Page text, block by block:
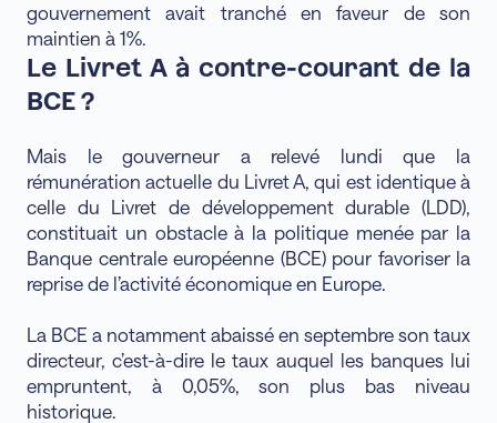
gouvernement avait tranché en faveur de son
maintien à 1%.
Le Livret A à contre-courant de la
BCE ?
Mais le gouverneur a relevé lundi que la
rémunération actuelle du Livret A, qui est identique à
celle du Livret de développement durable (LDD),
constituait un obstacle à la politique menée par la
Banque centrale européenne (BCE) pour favoriser la
reprise de l’activité économique en Europe.
La BCE a notamment abaissé en septembre son taux
directeur, c’est-à-dire le taux auquel les banques lui
empruntent, à 0,05%, son plus bas niveau
historique.